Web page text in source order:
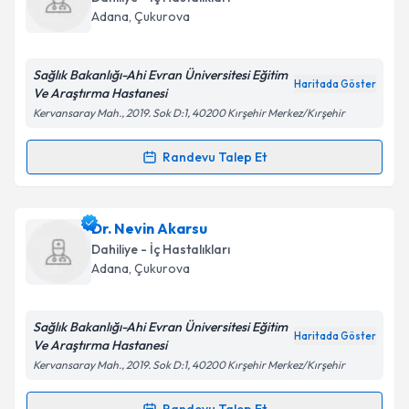
takvim hazırlandığında e-posta ile bilgilendireceğiz.
Kişisel verilerimin işlenmesine ilişkinAydınlatma
'ni okudum ve kişisel verilerimin belirtilen
kapsamda işlenmesini kabul ediyorum.
Takvim Talebini Gönder
Adana, Çukurova
Sağlık Bakanlığı-Ahi Evran Üniversitesi Eğitim
Ve Araştırma Hastanesi
Haritada Göster
Kervansaray Mah., 2019. Sok D:1, 40200 Kırşehir Merkez/Kırşehir
Randevu Talep Et
Randevu Takvimi Talebi
Dr. Metin Durandurduiçin randevu takvimi talebi
oluşturun. Size bu uzmandan randevu almanız için bir
takvim hazırlandığında e-posta ile bilgilendireceğiz.
Kişisel verilerimin işlenmesine ilişkinAydınlatma
Dr. Nevin Akarsu
Dahiliye - İç Hastalıkları
Adana, Çukurova
Sağlık Bakanlığı-Ahi Evran Üniversitesi Eğitim
Ve Araştırma Hastanesi
Haritada Göster
Kervansaray Mah., 2019. Sok D:1, 40200 Kırşehir Merkez/Kırşehir